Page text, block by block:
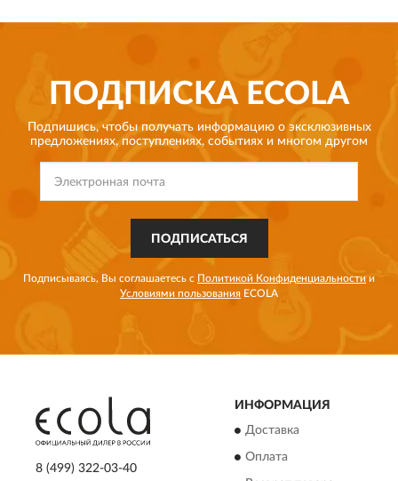
ПОДПИСКА ECOLA
Подпишись, чтобы получать информацию о эксклюзивных
предложениях, поступлениях, событиях и многом другом
ПОДПИСАТЬСЯ
Подписываясь, Вы соглашаетесь с Политикой Конфиденциальности и
Условиями пользования ECOLA
8 (499) 322-03-40
ИНФОРМАЦИЯ
Доставка
Оплата